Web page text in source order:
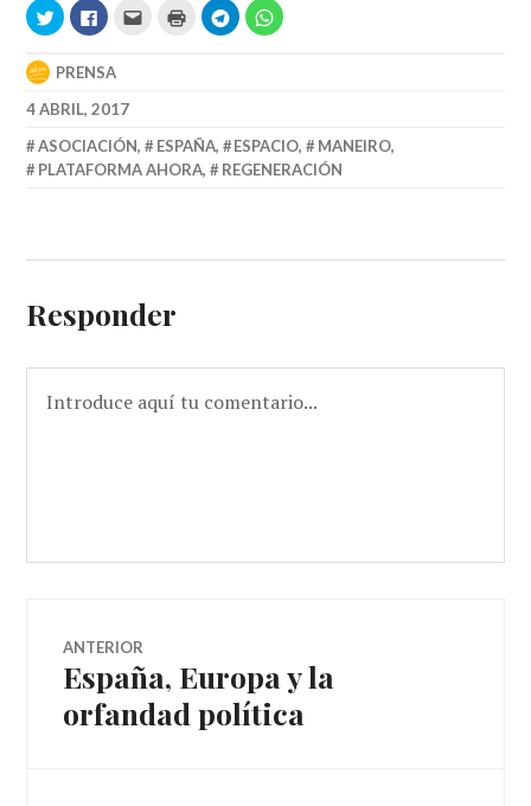
Haz
clic
para
en
Twitter
abre
una
ventana
nueva)
Click
to
Facebook
(Se
en
ventana
nueva)
Hac
amigo
(Se
abre
Haz
clic
para
nueva)
Haz
clic
para
una
ventana
nueva)
Haz
clic
una
ventana
nueva)
PRENSA
4 ABRIL, 2017
ASOCIACIÓN, ESPAÑA, ESPACIO, MANEIRO,
PLATAFORMA AHORA, REGENERACIÓN
Responder
ANTERIOR
España, Europa y la
orfandad política